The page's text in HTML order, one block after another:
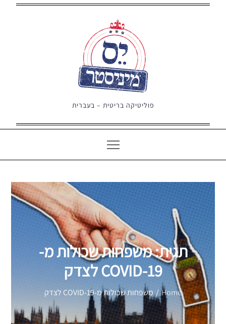
פוליטיקה בריטית – בעברית
תגית:משפחות שכולות מ-
COVID-19 לצדק
Home משפחות שכולות מ-COVID-19 לצדק